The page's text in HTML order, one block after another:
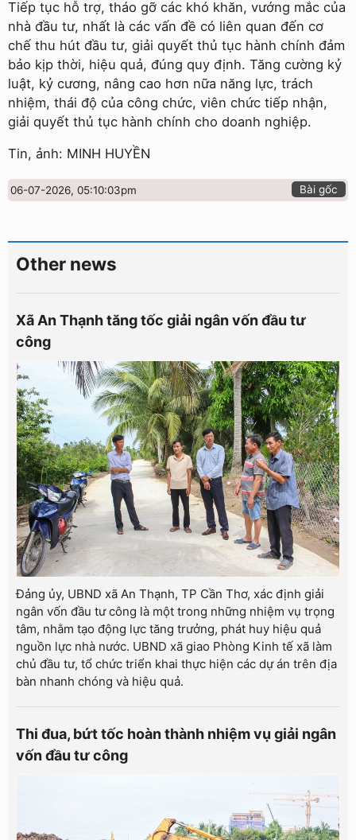
Tiếp tục hỗ trợ, tháo gỡ các khó khăn, vướng mắc của
nhà đầu tư, nhất là các vấn đề có liên quan đến cơ
chế thu hút đầu tư, giải quyết thủ tục hành chính đảm
bảo kịp thời, hiệu quả, đúng quy định. Tăng cường kỷ
luật, kỷ cương, nâng cao hơn nữa năng lực, trách
nhiệm, thái độ của công chức, viên chức tiếp nhận,
giải quyết thủ tục hành chính cho doanh nghiệp.
Tin, ảnh: MINH HUYỀN
06-07-2026, 05:10:03pm Bài gốc
Other news
Xã An Thạnh tăng tốc giải ngân vốn đầu tư
công
Đảng ủy, UBND xã An Thạnh, TP Cần Thơ, xác định giải
ngân vốn đầu tư công là một trong những nhiệm vụ trọng
tâm, nhằm tạo động lực tăng trưởng, phát huy hiệu quả
nguồn lực nhà nước. UBND xã giao Phòng Kinh tế xã làm
chủ đầu tư, tổ chức triển khai thực hiện các dự án trên địa
bàn nhanh chóng và hiệu quả.
Thi đua, bứt tốc hoàn thành nhiệm vụ giải ngân
vốn đầu tư công